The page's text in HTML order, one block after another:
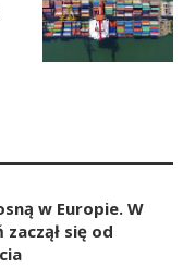
w Europie. W
się od